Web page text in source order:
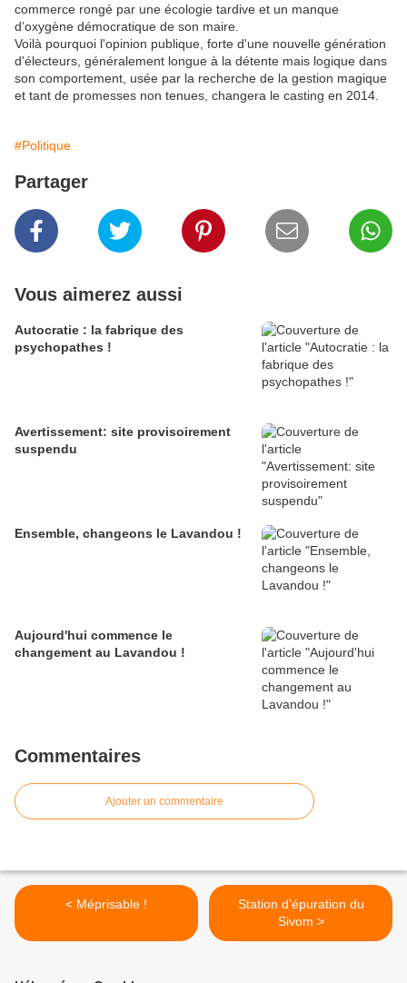
commerce rongé par une écologie tardive et un manque
d’oxygène démocratique de son maire.
Voilà pourquoi l'opinion publique, forte d'une nouvelle génération
d'électeurs, généralement longue à la détente mais logique dans
son comportement, usée par la recherche de la gestion magique
et tant de promesses non tenues, changera le casting en 2014.
#Politique
Partager
Vous aimerez aussi
Autocratie : la fabrique des
psychopathes !
Avertissement: site provisoirement
suspendu
Ensemble, changeons le Lavandou !
Aujourd'hui commence le
changement au Lavandou !
Commentaires
Ajouter un commentaire
< Méprisable !
Station d’épuration du
Sivom >